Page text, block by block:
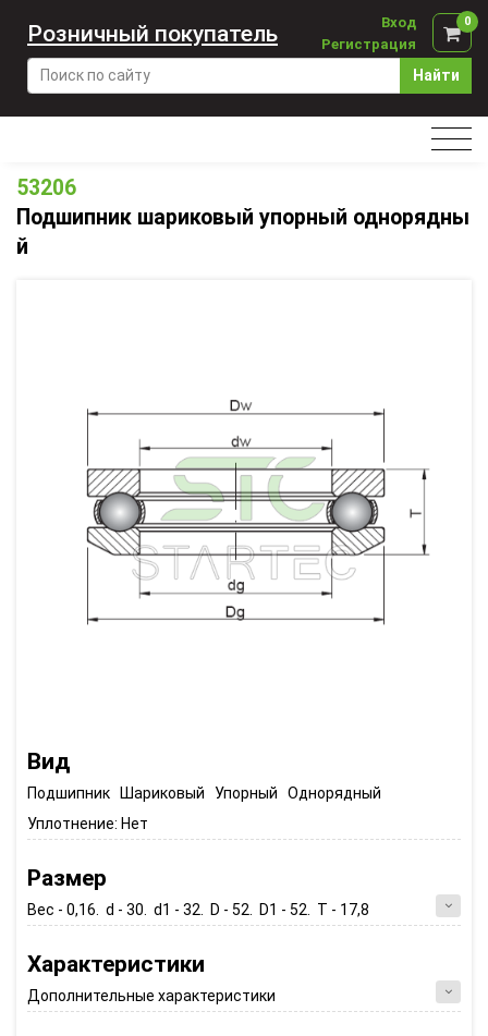
Найти
Вход
Регистрация
0
Розничный покупатель
53206
Подшипник шариковый упорный однорядны
й
Вид
Подшипник Шариковый Упорный Однорядный
Уплотнение: Нет
Размер
Вес - 0,16. d - 30. d1 - 32. D - 52. D1 - 52. T - 17,8
Характеристики
Дополнительные характеристики